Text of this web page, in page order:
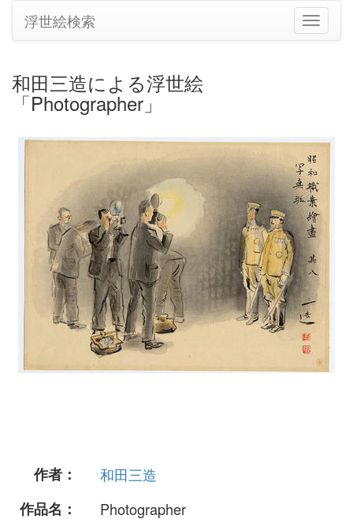
ナ
ビ
切
り
替
え
浮世絵検索
和田三造による浮世絵
「Photographer」
作者：
和田三造
作品名：
Photographer